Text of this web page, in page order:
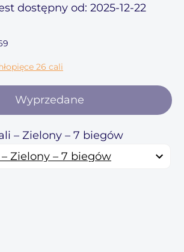
dostępny od: 2025-12-22
26 cali
Wyprzedane
– Zielony – 7 biegów
Zielony – 7 biegów